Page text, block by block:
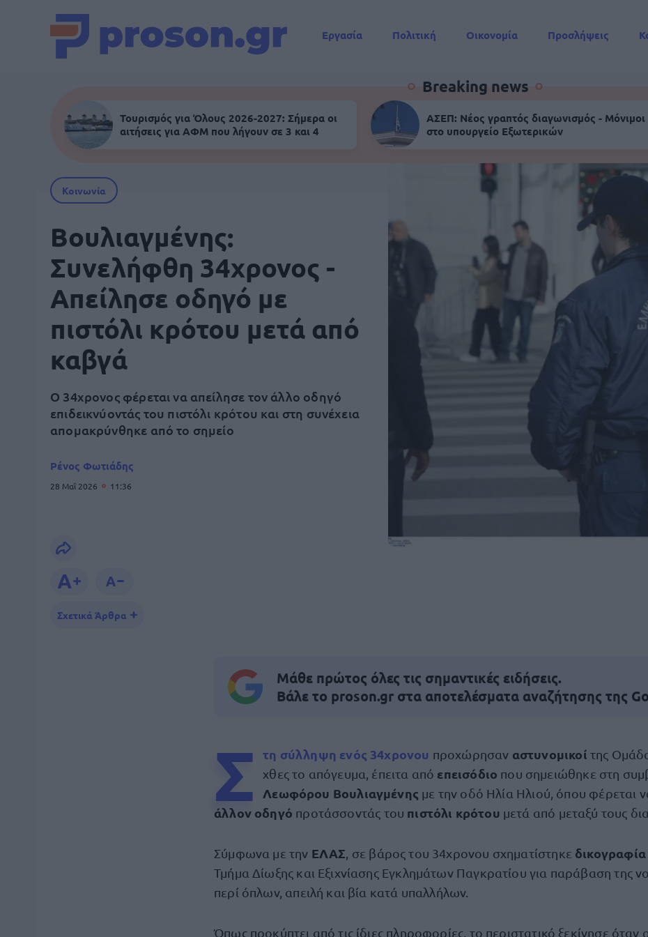
Εργασία Πολιτική Οικονομία Προσλήψεις
Breaking news
Τουρισμός για Όλους 2026-2027: Σήμερα οι
αιτήσεις για ΑΦΜ που λήγουν σε 3 και 4
ΑΣΕΠ: Νέος γραπτός διαγωνισμός - Μόνιμοι
στο υπουργείο Εξωτερικών
Κοινωνία
Βουλιαγμένης:
Συνελήφθη 34χρονος -
Απείλησε οδηγό με
πιστόλι κρότου μετά από
καβγά
Ο 34χρονος φέρεται να απείλησε τον άλλο οδηγό
επιδεικνύοντάς του πιστόλι κρότου και στη συνέχεια
απομακρύνθηκε από το σημείο
Ρένος Φωτιάδης
28 Μαΐ 2026 11:36
Σχετικά Άρθρα
Μάθε πρώτος όλες τις σημαντικές ειδήσεις.
Βάλε το proson.gr στα αποτελέσματα αναζήτησης της
Σ τη σύλληψη ενός 34χρονου προχώρησαν αστυνομικοί της
χθες το απόγευμα, έπειτα από επεισόδιο που σημειώθηκε στη
Λεωφόρου Βουλιαγμένης με την οδό Ηλία Ηλιού, όπου φέρεται
άλλον οδηγό προτάσσοντάς του πιστόλι κρότου μετά από μεταξύ τους
Σύμφωνα με την ΕΛΑΣ , σε βάρος του 34χρονου σχηματίστηκε δικογραφία
Τμήμα Δίωξης και Εξιχνίασης Εγκλημάτων Παγκρατίου για παράβαση της
περί όπλων, απειλή και βία κατά υπαλλήλων.
Όπως προκύπτει από τις ίδιες πληροφορίες, το περιστατικό ξεκίνησε όταν